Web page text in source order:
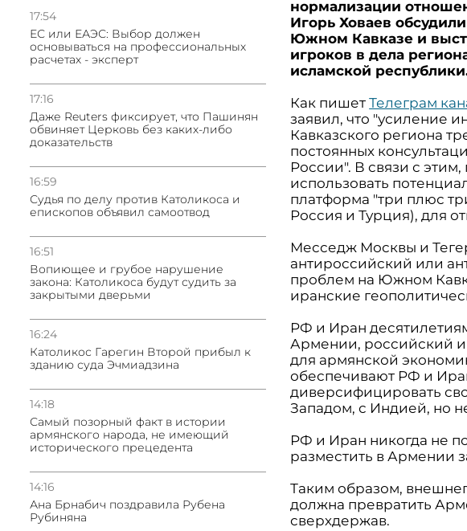
17:54
ЕС или ЕАЭС: Выбор должен
основываться на профессиональных
расчетах - эксперт
17:16
Даже Reuters фиксирует, что Пашинян
обвиняет Церковь без каких-либо
доказательств
16:59
Судья по делу против Католикоса и
епископов объявил самоотвод
16:51
Вопиющее и грубое нарушение
закона: Католикоса будут судить за
закрытыми дверьми
16:24
Католикос Гарегин Второй прибыл к
зданию суда Эчмиадзина
14:18
Самый позорный факт в истории
армянского народа, не имеющий
исторического прецедента
14:16
Ана Брнабич поздравила Рубена
Рубиняна
нормализации
Игорь Ховаев
Южном Кавказе и
игроков в дела
исламской
Как пишетТелеграм
заявил, что "усиление
Кавказского региона
постоянных
России". В связи с
использовать
платформа "три плюс
Россия и Турция), для
Месседж Москвы и
антироссийский или
проблем на Южном
иранские
РФ и Иран
Армении, российский
для армянской
обеспечивают РФ и
диверсифицировать
Западом, с Индией, но
РФ и Иран никогда не
разместить в Армении
Таким образом,
должна превратить
сверхдержав.